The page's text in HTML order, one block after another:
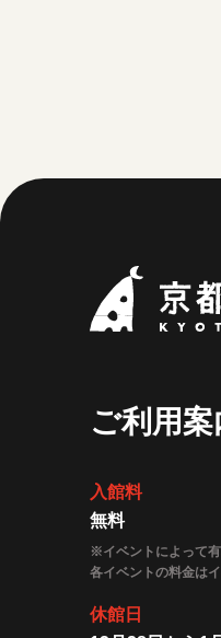
ご利用案
入館料
無料
※イベントによって有
各イベントの料金は
休館日